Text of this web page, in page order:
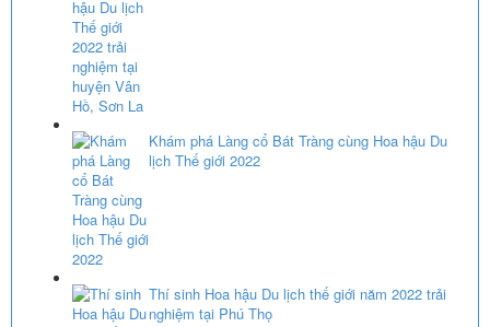
Khám phá Làng cổ Bát Tràng cùng Hoa hậu Du
lịch Thế giới 2022
Thí sinh Hoa hậu Du lịch thế giới năm 2022 trải
nghiệm tại Phú Thọ